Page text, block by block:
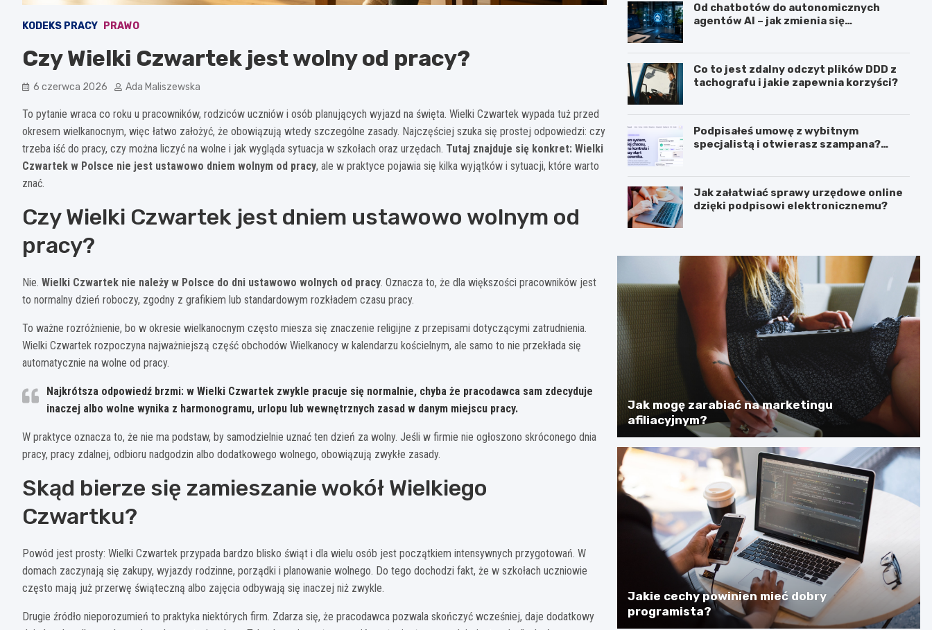
KODEKS PRACY PRAWO
Czy Wielki Czwartek jest wolny od pracy?
6 czerwca 2026 Ada Maliszewska
To pytanie wraca co roku u pracowników, rodziców uczniów i osób planujących wyjazd na święta. Wielki Czwartek wypada tuż przed
okresem wielkanocnym, więc łatwo założyć, że obowiązują wtedy szczególne zasady. Najczęściej szuka się prostej odpowiedzi: czy
trzeba iść do pracy, czy można liczyć na wolne i jak wygląda sytuacja w szkołach oraz urzędach. Tutaj znajduje się konkret: Wielki
Czwartek w Polsce nie jest ustawowo dniem wolnym od pracy, ale w praktyce pojawia się kilka wyjątków i sytuacji, które warto
znać.
Czy Wielki Czwartek jest dniem ustawowo wolnym od
pracy?
Nie. Wielki Czwartek nie należy w Polsce do dni ustawowo wolnych od pracy. Oznacza to, że dla większości pracowników jest
to normalny dzień roboczy, zgodny z grafikiem lub standardowym rozkładem czasu pracy.
To ważne rozróżnienie, bo w okresie wielkanocnym często miesza się znaczenie religijne z przepisami dotyczącymi zatrudnienia.
Wielki Czwartek rozpoczyna najważniejszą część obchodów Wielkanocy w kalendarzu kościelnym, ale samo to nie przekłada się
automatycznie na wolne od pracy.
Najkrótsza odpowiedź brzmi: w Wielki Czwartek zwykle pracuje się normalnie, chyba że pracodawca sam zdecyduje
inaczej albo wolne wynika z harmonogramu, urlopu lub wewnętrznych zasad w danym miejscu pracy.
W praktyce oznacza to, że nie ma podstaw, by samodzielnie uznać ten dzień za wolny. Jeśli w firmie nie ogłoszono skróconego dnia
pracy, pracy zdalnej, odbioru nadgodzin albo dodatkowego wolnego, obowiązują zwykłe zasady.
Skąd bierze się zamieszanie wokół Wielkiego
Czwartku?
Powód jest prosty: Wielki Czwartek przypada bardzo blisko świąt i dla wielu osób jest początkiem intensywnych przygotowań. W
domach zaczynają się zakupy, wyjazdy rodzinne, porządki i planowanie wolnego. Do tego dochodzi fakt, że w szkołach uczniowie
często mają już przerwę świąteczną albo zajęcia odbywają się inaczej niż zwykle.
Drugie źródło nieporozumień to praktyka niektórych firm. Zdarza się, że pracodawca pozwala skończyć wcześniej, daje dodatkowy
Od chatbotów do autonomicznych
agentów AI – jak zmienia się
Co to jest zdalny odczyt plików DDD z
tachografu i jakie zapewnia korzyści?
Podpisałeś umowę z wybitnym
specjalistą i otwierasz szampana?
Jak załatwiać sprawy urzędowe online
dzięki podpisowi elektronicznemu?
Jak mogę zarabiać na marketingu
afiliacyjnym?
Jakie cechy powinien mieć dobry
programista?